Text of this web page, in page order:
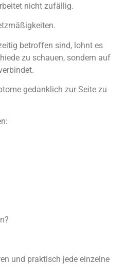
nicht zufällig.
betroffen sind, lohnt es
zu schauen, sondern auf
gedanklich zur Seite zu
und praktisch jede einzelne